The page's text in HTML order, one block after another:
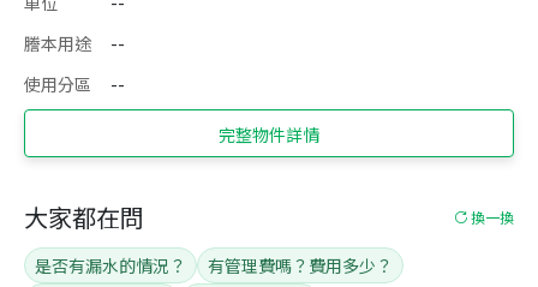
謄本用途
--
使用分區
--
完整物件詳情
大家都在問 換一換
是否有漏水的情況？
有管理費嗎？費用多少？